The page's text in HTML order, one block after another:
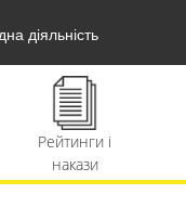
діяльність
Рейтинги і
накази